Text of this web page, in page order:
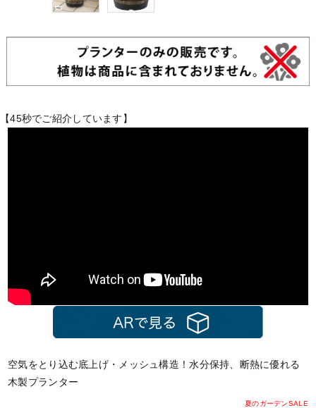
【45秒でご紹介しています】
空気をとり込む底上げ・メッシュ構造！水分保持、断熱に優れる
木製プランター
夏のガーデンSALE